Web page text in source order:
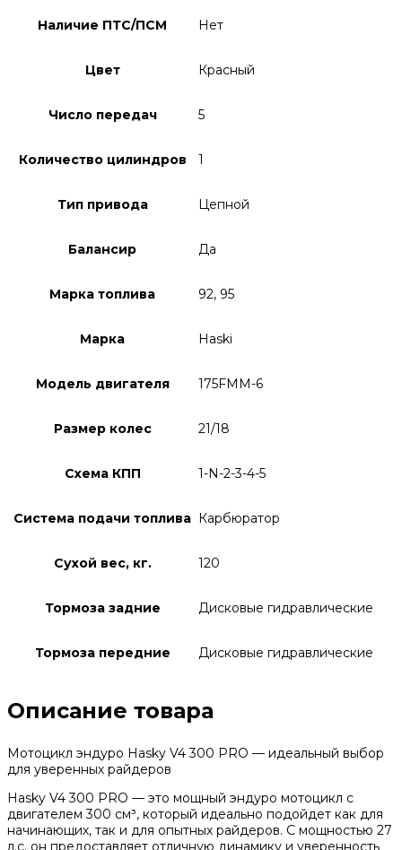
Наличие ПТС/ПСМ Нет
Цвет Красный
Число передач 5
Количество цилиндров 1
Тип привода Цепной
Балансир Да
Марка топлива 92, 95
Марка Haski
Модель двигателя 175FMM-6
Размер колес 21/18
Схема КПП 1-N-2-3-4-5
Система подачи топлива Карбюратор
Сухой вес, кг. 120
Тормоза задние Дисковые гидравлические
Тормоза передние Дисковые гидравлические
Описание товара
Мотоцикл эндуро Hasky V4 300 PRO — идеальный выбор
для уверенных райдеров
Hasky V4 300 PRO — это мощный эндуро мотоцикл с
двигателем 300 см³, который идеально подойдет как для
начинающих, так и для опытных райдеров. С мощностью 27
л.с. он предоставляет отличную динамику и уверенность